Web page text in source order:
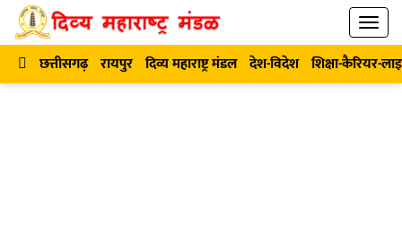
छत्तीसगढ़ रायपुर दिव्य महाराष्ट्र मंडल देश-विदेश शिक्षा-कैरियर-